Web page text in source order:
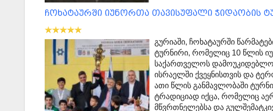
ჩოხატაურში იუნორთა თავისუფალი ჭიდაობის
გურიაში, ჩოხატაურში
ტურნირი, რომელიც 10 წლის
საქართველოს
ისრაელში ქვეყნისთვის და
ათი წლის განმავლობაში
ტრადიციად იქცა, რომელიც
მწვრთნელებსა და